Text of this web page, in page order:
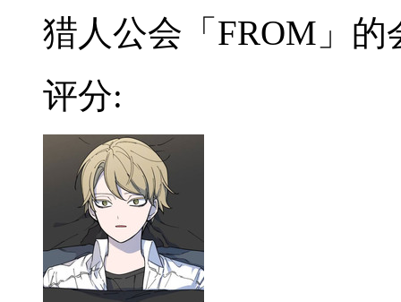
猎人公会「FROM」的
评分: